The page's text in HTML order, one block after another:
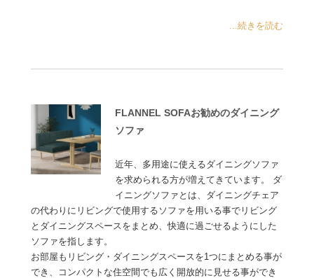
...続きを読む
FLANNEL SOFAお勧めのダイニング
ソファ
近年、多用途に使えるダイニングソファ
を求められる方が増えてきています。 ダ
イニングソファとは、ダイニングチェア
の代わりにリビングで使用するソファを用いる事でリビング
とダイニングスペースをまとめ、快適に過ごせるようにした
ソファを指します。
お部屋もリビング・ダイニングスペースを1つにまとめる事が
でき、コンパクトな住空間でも広く開放的に見せる事ができ